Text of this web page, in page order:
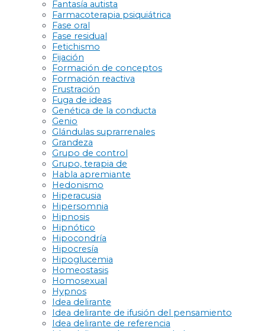
Fantasía autista
Farmacoterapia psiquiátrica
Fase oral
Fase residual
Fetichismo
Fijación
Formación de conceptos
Formación reactiva
Frustración
Fuga de ideas
Genética de la conducta
Genio
Glándulas suprarrenales
Grandeza
Grupo de control
Grupo, terapia de
Habla apremiante
Hedonismo
Hiperacusia
Hipersomnia
Hipnosis
Hipnótico
Hipocondría
Hipocresía
Hipoglucemia
Homeostasis
Homosexual
Hypnos
Idea delirante
Idea delirante de ifusión del pensamiento
Idea delirante de referencia